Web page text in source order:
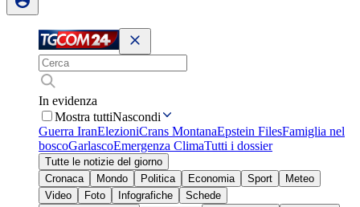
In evidenza
Mostra tuttiNascondi
Guerra IranElezioniCrans MontanaEpstein FilesFamiglia nel
boscoGarlascoEmergenza ClimaTutti i dossier
Tutte le notizie del giorno
Cronaca
Mondo Politica Economia Sport
Meteo
Video
Foto Infografiche
Schede